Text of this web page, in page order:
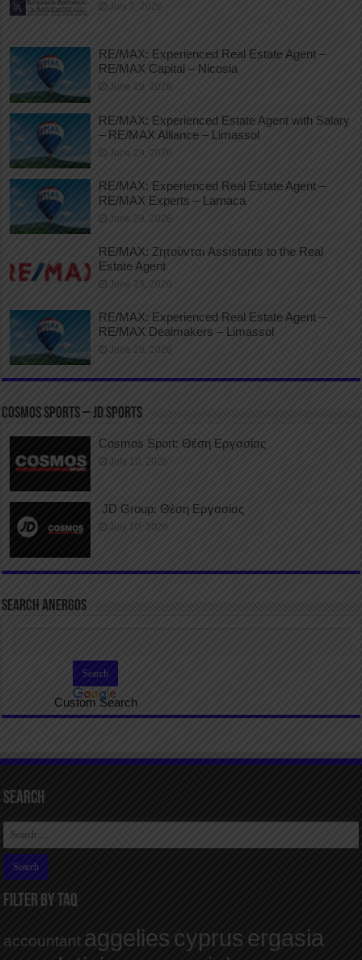
July 7, 2026
RE/MAX: Experienced Real Estate Agent –
RE/MAX Capital – Nicosia
June 29, 2026
RE/MAX: Experienced Estate Agent with Salary
– RE/MAX Alliance – Limassol
June 29, 2026
RE/MAX: Experienced Real Estate Agent –
RE/MAX Experts – Larnaca
June 29, 2026
RE/MAX: Ζητούνται Assistants to the Real
Estate Agent
June 29, 2026
RE/MAX: Experienced Real Estate Agent –
RE/MAX Dealmakers – Limassol
June 29, 2026
COSMOS SPORTS – JD SPORTS
Cosmos Sport: Θέση Εργασίας
July 10, 2026
JD Group: Θέση Εργασίας
July 10, 2026
SEARCH ANERGOS
Custom Search
Search
FILTER BY TAQ
accountant aggelies cyprus ergasia